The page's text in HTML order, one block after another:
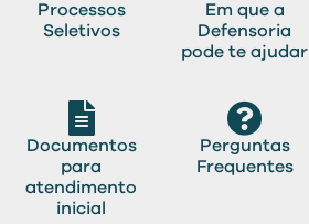
Processos
Seletivos
Em que a
Defensoria
pode te ajudar
Documentos
para
atendimento
inicial
Perguntas
Frequentes